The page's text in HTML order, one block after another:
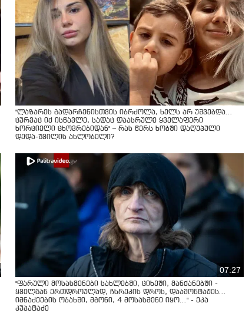
"ლაზარეს გადარჩენისთვის იბრძოლა, ხელს არ უშვებდა…
ცურვაც იქ ისწავლე, სადაც დაასრულე ყველაფერი
ხორციელი ცხოვრებიდან" – რას წერს ხობში დაღუპული
დედა-შვილის ახლობელი?
07:27
"ფარული მოსასმენები სახლებში, ციხეში, მანქანებში -
ყველგან ერთდროულად, ჩხრეკის დროს, დაამონტაჟეს...
იმნაძეების ოჯახში, მგონი, 4 მოსასმენი იყო..." - ეკა
კუპატაძე